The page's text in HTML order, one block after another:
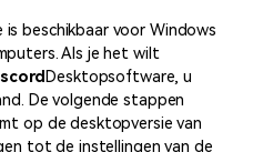
beschikbaar voor Windows
Als je het wilt
Desktopsoftware, u
De volgende stappen
op de desktopversie van
tot de instellingen van de